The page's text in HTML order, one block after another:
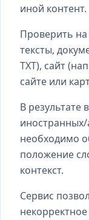
иной контент.
Проверить
тексты,
TXT), сайт
сайте или
В результате
иностранных/
необходимо
положение
контекст.
Сервис